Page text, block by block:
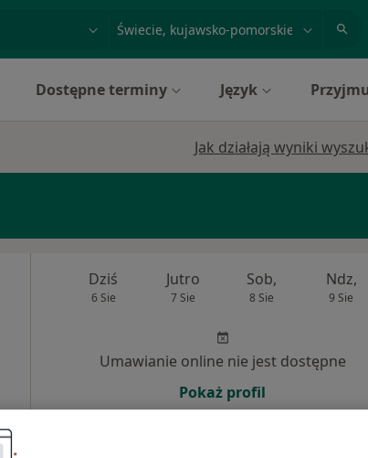
lub nazwiskomiasto lub dzielnica
Dostępne terminy Język
Jak działają wyniki
Dziś
6 Sie
Jutro
7 Sie
Sob,
8 Sie
Ndz,
9 Sie
Umawianie online nie jest dostępne
Pokaż profil